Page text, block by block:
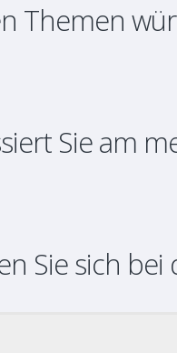
Themen
Sie am
Sie sich